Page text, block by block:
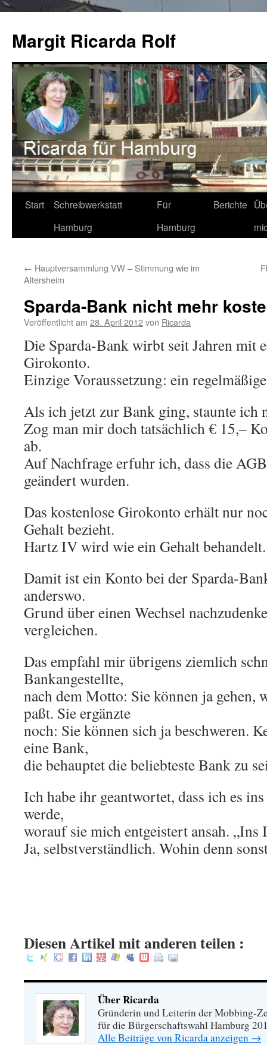
springen
Margit Ricarda Rolf
Start
Schreibwerkstatt
Hamburg
Für
Hamburg
Berichte
← Hauptversammlung VW – Stimmung wie im
Altersheim
Sparda-Bank nicht mehr
Veröffentlicht am 28. April 2012von Ricarda
Die Sparda-Bank wirbt seit Jahren mit
Girokonto.
Einzige Voraussetzung: ein
Als ich jetzt zur Bank ging, staunte ich
Zog man mir doch tatsächlich € 15,–
ab.
Auf Nachfrage erfuhr ich, dass die
geändert wurden.
Das kostenlose Girokonto erhält nur
Gehalt bezieht.
Hartz IV wird wie ein Gehalt behandelt.
Damit ist ein Konto bei der Sparda-
anderswo.
Grund über einen Wechsel
vergleichen.
Das empfahl mir übrigens ziemlich
Bankangestellte,
nach dem Motto: Sie können ja gehen,
paßt. Sie ergänzte
noch: Sie können sich ja beschweren.
eine Bank,
die behauptet die beliebteste Bank zu
Ich habe ihr geantwortet, dass ich es
werde,
worauf sie mich entgeistert ansah. „Ins
Ja, selbstverständlich. Wohin denn
Diesen Artikel mit anderen teilen :
Über Ricarda
Gründerin und Leiterin der Mobbing-
für die Bürgerschaftswahl Hamburg
Alle Beiträge von Ricarda anzeigen →